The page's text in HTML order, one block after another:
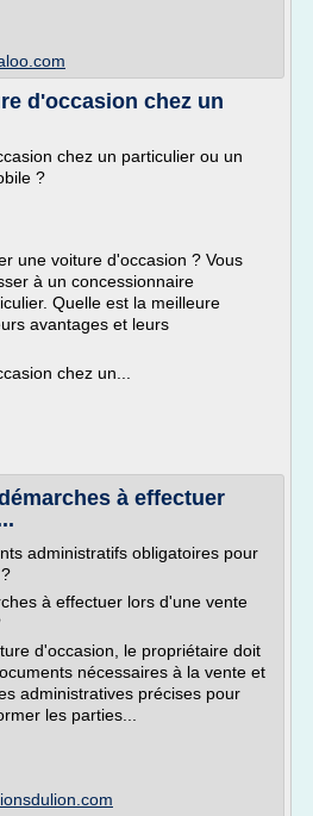
d'occasion chez un
chez un particulier ou un
?
une voiture d'occasion ? Vous
à un concessionnaire
Quelle est la meilleure
avantages et leurs
chez un...
à effectuer
administratifs obligatoires pour
à effectuer lors d'une vente
d'occasion, le propriétaire doit
nécessaires à la vente et
administratives précises pour
les parties...